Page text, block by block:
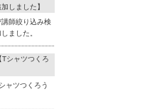
しました】
師絞り込み検
ました。
シャツつくろ
ャツつくろう